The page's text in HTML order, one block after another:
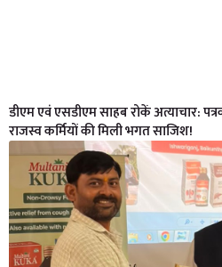
डीएम एवं एसडीएम साहब रोकें अत्याचार:
राजस्व कर्मियों की मिली भगत साजिश!